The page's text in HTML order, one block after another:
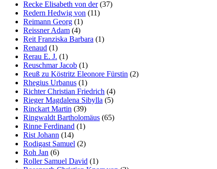
Recke Elisabeth von der(37)
Redern Hedwig von (11)
Reimann Georg (1)
Reissner Adam (4)
Reit Franziska Barbara (1)
Renaud (1)
Rerau E. J. (1)
Reuschmar Jacob (1)
Reuß zu Köstritz Eleonore Fürstin (2)
Rhegius Urbanus (1)
Richter Christian Friedrich (4)
Rieger Magdalena Sibylla (5)
Rinckart Martin (39)
Ringwaldt Bartholomäus (65)
Rinne Ferdinand (1)
Rist Johann (14)
Rodigast Samuel (2)
Roh Jan (6)
Roller Samuel David (1)